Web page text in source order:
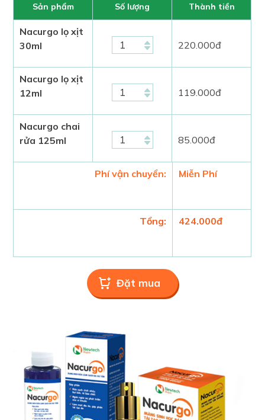
Sản phẩm
Nacurgo lọ xịt
30ml
Nacurgo lọ xịt
12ml
Nacurgo chai
rửa 125ml
Số lượng Thành tiền
220.000đ
119.000đ
85.000đ
Phí vận chuyển: Miễn Phí
Tổng: 424.000đ